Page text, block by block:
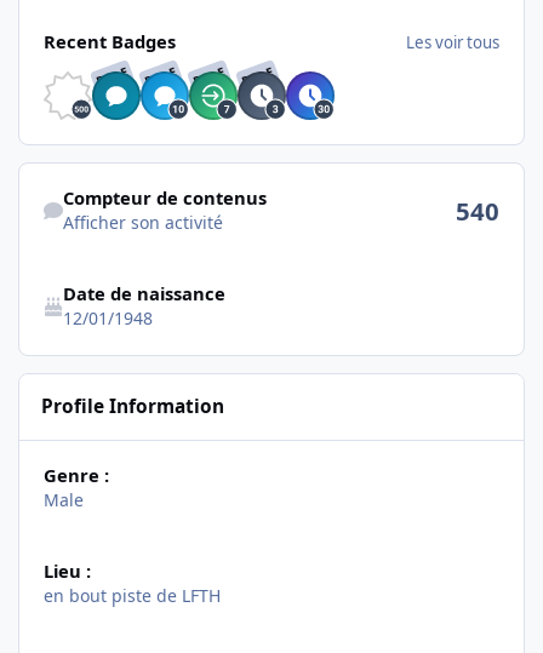
Recent Badges Les voir tous
RARE RARE RARE RARE
Afficher son activité
Compteur de contenus
Afficher son activité 540
Date de naissance
12/01/1948
Profile Information
Genre :
Male
Lieu :
en bout piste de LFTH